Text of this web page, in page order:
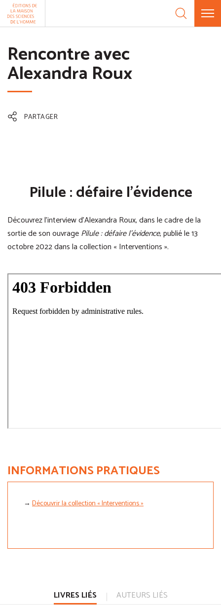
Aller au contenu
Rencontre avec
Alexandra Roux
PARTAGER
Pilule : défaire l’évidence
Découvrez l’interview d’Alexandra Roux, dans le cadre de la
sortie de son ouvragePilule : défaire l’évidence, publié le 13
octobre 2022 dans la collection « Interventions ».
INFORMATIONS PRATIQUES
→ Découvrir la collection « Interventions »
LIVRES LIÉS AUTEURS LIÉS
Panneau de gestion des cookies